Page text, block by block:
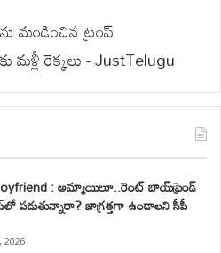
మండించిన ట్రంప్
మళ్లీ రెక్కలు - JustTelugu
: అమ్మాయిలూ..రెంట్ బాయ్‌ఫ్రెండ్
పడుతున్నారా? జాగ్రత్తగా ఉండాలని సీపీ